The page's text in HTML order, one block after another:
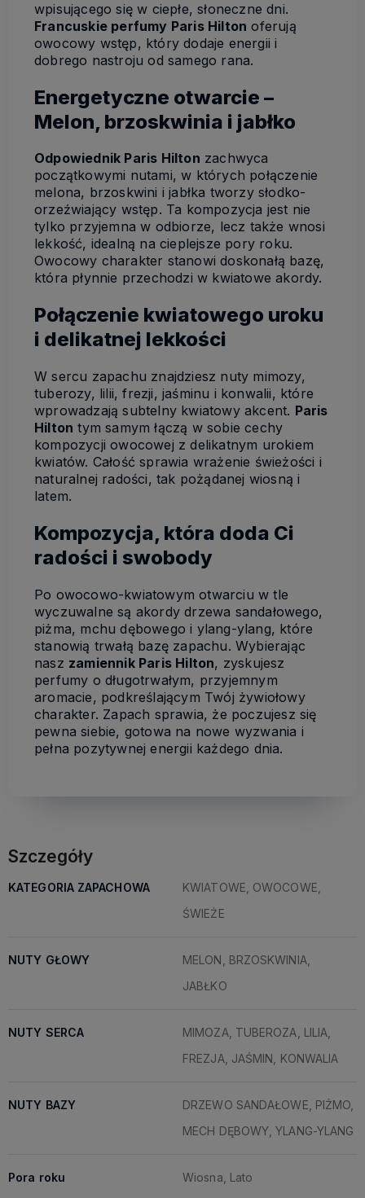
wpisującego się w ciepłe, słoneczne dni.
Francuskie perfumy Paris Hilton oferują
owocowy wstęp, który dodaje energii i
dobrego nastroju od samego rana.
Energetyczne otwarcie –
Melon, brzoskwinia i jabłko
Odpowiednik Paris Hilton zachwyca
początkowymi nutami, w których połączenie
melona, brzoskwini i jabłka tworzy słodko-
orzeźwiający wstęp. Ta kompozycja jest nie
tylko przyjemna w odbiorze, lecz także wnosi
lekkość, idealną na cieplejsze pory roku.
Owocowy charakter stanowi doskonałą bazę,
która płynnie przechodzi w kwiatowe akordy.
Połączenie kwiatowego uroku
i delikatnej lekkości
W sercu zapachu znajdziesz nuty mimozy,
tuberozy, lilii, frezji, jaśminu i konwalii, które
wprowadzają subtelny kwiatowy akcent. Paris
Hilton tym samym łączą w sobie cechy
kompozycji owocowej z delikatnym urokiem
kwiatów. Całość sprawia wrażenie świeżości i
naturalnej radości, tak pożądanej wiosną i
latem.
Kompozycja, która doda Ci
radości i swobody
Po owocowo-kwiatowym otwarciu w tle
wyczuwalne są akordy drzewa sandałowego,
piżma, mchu dębowego i ylang-ylang, które
stanowią trwałą bazę zapachu. Wybierając
nasz zamiennik Paris Hilton, zyskujesz
perfumy o długotrwałym, przyjemnym
aromacie, podkreślającym Twój żywiołowy
charakter. Zapach sprawia, że poczujesz się
pewna siebie, gotowa na nowe wyzwania i
pełna pozytywnej energii każdego dnia.
Szczegóły
KATEGORIA ZAPACHOWA
KWIATOWE, OWOCOWE,
ŚWIEŻE
NUTY GŁOWY
MELON, BRZOSKWINIA,
JABŁKO
NUTY SERCA
MIMOZA, TUBEROZA, LILIA,
FREZJA, JAŚMIN, KONWALIA
NUTY BAZY
DRZEWO SANDAŁOWE, PIŻMO,
MECH DĘBOWY, YLANG-YLANG
Pora roku Wiosna, Lato